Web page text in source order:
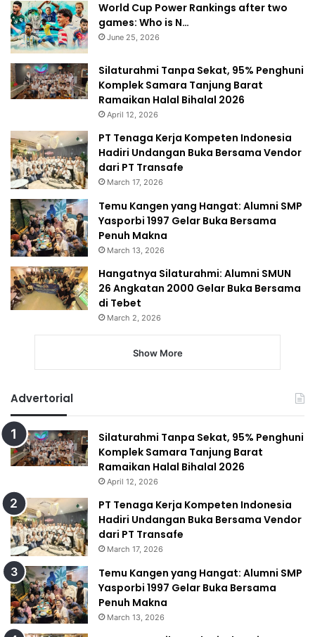
World Cup Power Rankings after two
games: Who is N…
June 25, 2026
Silaturahmi Tanpa Sekat, 95% Penghuni
Komplek Samara Tanjung Barat
Ramaikan Halal Bihalal 2026
April 12, 2026
PT Tenaga Kerja Kompeten Indonesia
Hadiri Undangan Buka Bersama Vendor
dari PT Transafe
March 17, 2026
Temu Kangen yang Hangat: Alumni SMP
Yasporbi 1997 Gelar Buka Bersama
Penuh Makna
March 13, 2026
Hangatnya Silaturahmi: Alumni SMUN
26 Angkatan 2000 Gelar Buka Bersama
di Tebet
March 2, 2026
Show More
Advertorial
Silaturahmi Tanpa Sekat, 95% Penghuni
Komplek Samara Tanjung Barat
Ramaikan Halal Bihalal 2026
April 12, 2026
PT Tenaga Kerja Kompeten Indonesia
Hadiri Undangan Buka Bersama Vendor
dari PT Transafe
March 17, 2026
Temu Kangen yang Hangat: Alumni SMP
Yasporbi 1997 Gelar Buka Bersama
Penuh Makna
March 13, 2026